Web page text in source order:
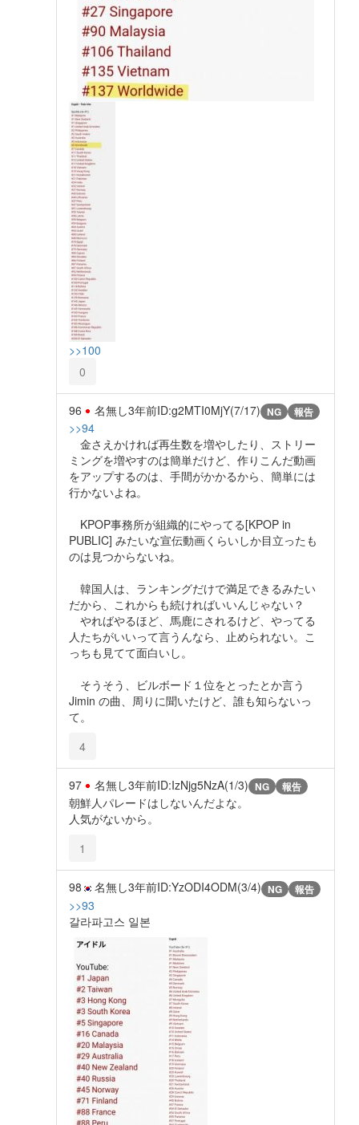
>>100
0
96 名無し3年前ID:g2MTI0MjY(7/17) NG 報告
>>94
金さえかければ再生数を増やしたり、ストリー
ミングを増やすのは簡単だけど、作りこんだ動画
をアップするのは、手間がかかるから、簡単には
行かないよね。
KPOP事務所が組織的にやってる[KPOP in
PUBLIC] みたいな宣伝動画くらいしか目立ったも
のは見つからないね。
韓国人は、ランキングだけで満足できるみたい
だから、これからも続ければいいんじゃない？
やればやるほど、馬鹿にされるけど、やってる
人たちがいいって言うんなら、止められない。こ
っちも見てて面白いし。
そうそう、ビルボード１位をとったとか言う
Jimin の曲、周りに聞いたけど、誰も知らないっ
て。
4
97 名無し3年前ID:IzNjg5NzA(1/3) NG 報告
朝鮮人パレードはしないんだよな。
人気がないから。
1
98 名無し3年前ID:YzODI4ODM(3/4) NG 報告
>>93
갈라파고스 일본